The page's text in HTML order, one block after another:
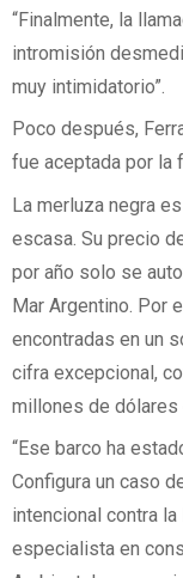
“Finalmente, la
intromisión
muy intimidatorio”.
Poco después,
fue aceptada por la
La merluza negra
escasa. Su precio
por año solo se
Mar Argentino. Por
encontradas en un
cifra excepcional,
millones de dólares
“Ese barco ha
Configura un caso
intencional contra
especialista en